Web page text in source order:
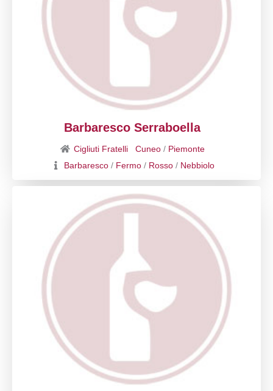
Barbaresco Serraboella
Cigliuti Fratelli Cuneo / Piemonte
Barbaresco / Fermo / Rosso / Nebbiolo